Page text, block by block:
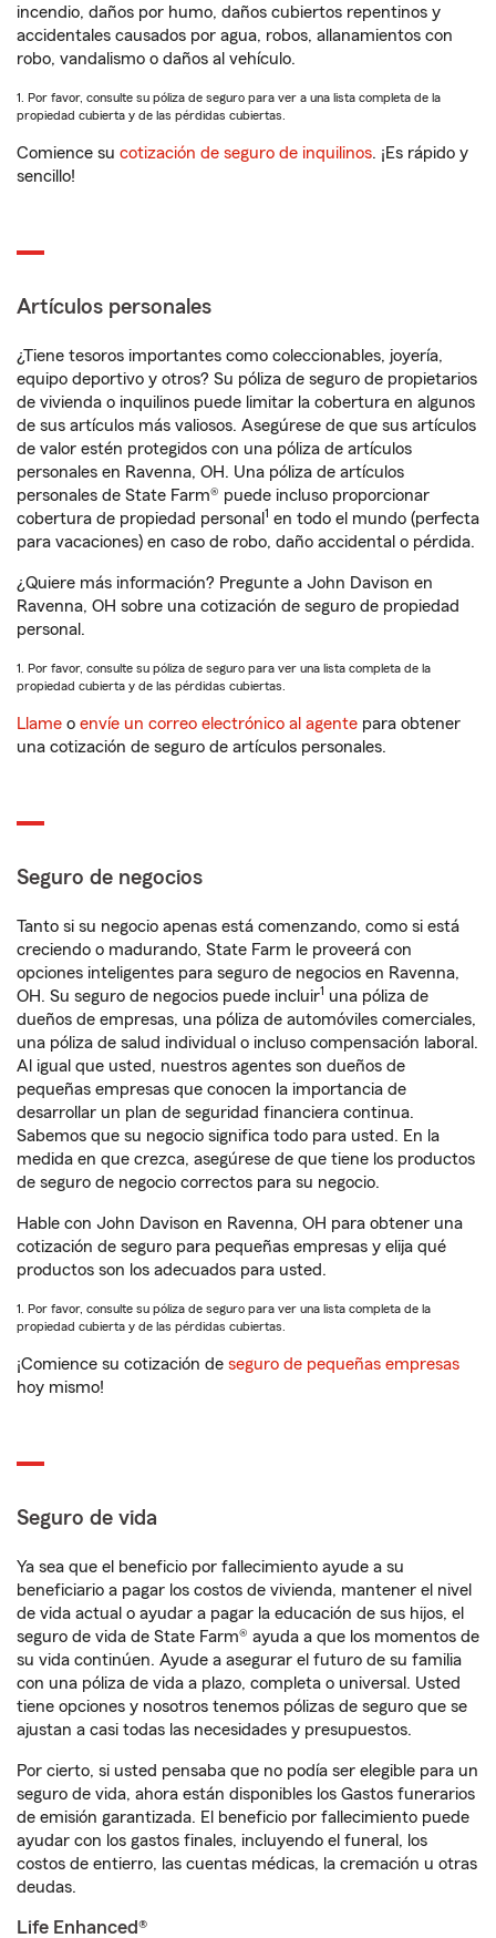
incendio, daños por humo, daños cubiertos repentinos y
accidentales causados por agua, robos, allanamientos con
robo, vandalismo o daños al vehículo.
1. Por favor, consulte su póliza de seguro para ver a una lista completa de la
propiedad cubierta y de las pérdidas cubiertas.
Comience su cotización de seguro de inquilinos. ¡Es rápido y
sencillo!
Artículos personales
¿Tiene tesoros importantes como coleccionables, joyería,
equipo deportivo y otros? Su póliza de seguro de propietarios
de vivienda o inquilinos puede limitar la cobertura en algunos
de sus artículos más valiosos. Asegúrese de que sus artículos
de valor estén protegidos con una póliza de artículos
personales en Ravenna, OH. Una póliza de artículos
personales de State Farm® puede incluso proporcionar
cobertura de propiedad personal 1 en todo el mundo (perfecta
para vacaciones) en caso de robo, daño accidental o pérdida.
¿Quiere más información? Pregunte a John Davison en
Ravenna, OH sobre una cotización de seguro de propiedad
personal.
1. Por favor, consulte su póliza de seguro para ver una lista completa de la
propiedad cubierta y de las pérdidas cubiertas.
Llame o envíe un correo electrónico al agente para obtener
una cotización de seguro de artículos personales.
Seguro de negocios
Tanto si su negocio apenas está comenzando, como si está
creciendo o madurando, State Farm le proveerá con
opciones inteligentes para seguro de negocios en Ravenna,
OH. Su seguro de negocios puede incluir1 una póliza de
dueños de empresas, una póliza de automóviles comerciales,
una póliza de salud individual o incluso compensación laboral.
Al igual que usted, nuestros agentes son dueños de
pequeñas empresas que conocen la importancia de
desarrollar un plan de seguridad financiera continua.
Sabemos que su negocio significa todo para usted. En la
medida en que crezca, asegúrese de que tiene los productos
de seguro de negocio correctos para su negocio.
Hable con John Davison en Ravenna, OH para obtener una
cotización de seguro para pequeñas empresas y elija qué
productos son los adecuados para usted.
1. Por favor, consulte su póliza de seguro para ver una lista completa de la
propiedad cubierta y de las pérdidas cubiertas.
¡Comience su cotización de seguro de pequeñas empresas
hoy mismo!
Seguro de vida
Ya sea que el beneficio por fallecimiento ayude a su
beneficiario a pagar los costos de vivienda, mantener el nivel
de vida actual o ayudar a pagar la educación de sus hijos, el
seguro de vida de State Farm® ayuda a que los momentos de
su vida continúen. Ayude a asegurar el futuro de su familia
con una póliza de vida a plazo, completa o universal. Usted
tiene opciones y nosotros tenemos pólizas de seguro que se
ajustan a casi todas las necesidades y presupuestos.
Por cierto, si usted pensaba que no podía ser elegible para un
seguro de vida, ahora están disponibles los Gastos funerarios
de emisión garantizada. El beneficio por fallecimiento puede
ayudar con los gastos finales, incluyendo el funeral, los
costos de entierro, las cuentas médicas, la cremación u otras
deudas.
Life Enhanced®